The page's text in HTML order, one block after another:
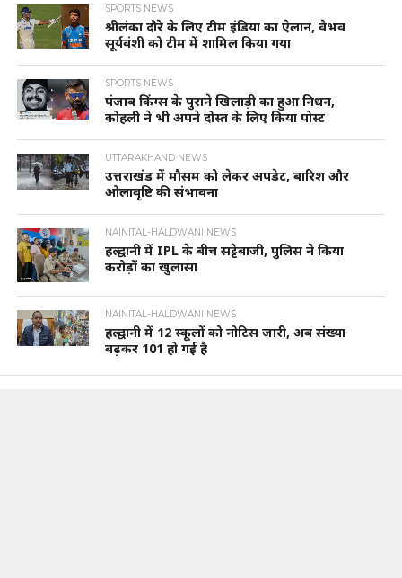
SPORTS NEWS
श्रीलंका दौरे के लिए टीम इंडिया का ऐलान, वैभव
सूर्यवंशी को टीम में शामिल किया गया
SPORTS NEWS
पंजाब किंग्स के पुराने खिलाड़ी का हुआ निधन,
कोहली ने भी अपने दोस्त के लिए किया पोस्ट
UTTARAKHAND NEWS
उत्तराखंड में मौसम को लेकर अपडेट, बारिश और
ओलावृष्टि की संभावना
NAINITAL-HALDWANI NEWS
हल्द्वानी में IPL के बीच सट्टेबाजी, पुलिस ने किया
करोड़ों का खुलासा
NAINITAL-HALDWANI NEWS
हल्द्वानी में 12 स्कूलों को नोटिस जारी, अब संख्या
बढ़कर 101 हो गई है